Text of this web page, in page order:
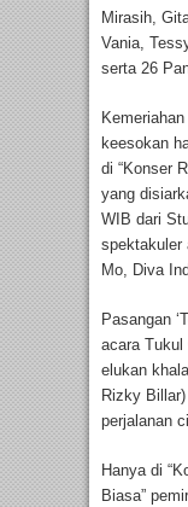
Mirasih,
Vania,
serta 26
keesokan
di “Konser
yang
WIB dari
spektakuler
Mo, Diva
Pasangan
acara Tukul
elukan
Rizky
perjalanan
Hanya di
Biasa”